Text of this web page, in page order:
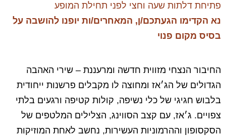
פתיחת דלתות שעה וחצי לפני תחילת המופע
נא הקדימו הגעתכם/ן, המאחרים/ות יופנו להושבה על
בסיס מקום פנוי
החיבור הנצחי מזווית חדשה ומרעננת – שירי האהבה
הגדולים של הג׳אז ומחוצה לו מקבלים פרשנות ייחודית
בלבוש חגיגי של כלי נשיפה, קולות קטיפה ורגעים בלתי
צפויים. ג׳אז, עם קצב הסווינג, הצלילים המלטפים של
הסקסופון וההרמוניות העשירות, נחשב לאחת המוזיקות